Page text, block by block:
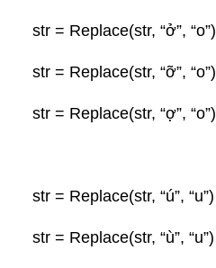
str = Replace(str, “ở”, “o”)
str = Replace(str, “ỡ”, “o”)
str = Replace(str, “ợ”, “o”)
str = Replace(str, “ú”, “u”)
str = Replace(str, “ù”, “u”)